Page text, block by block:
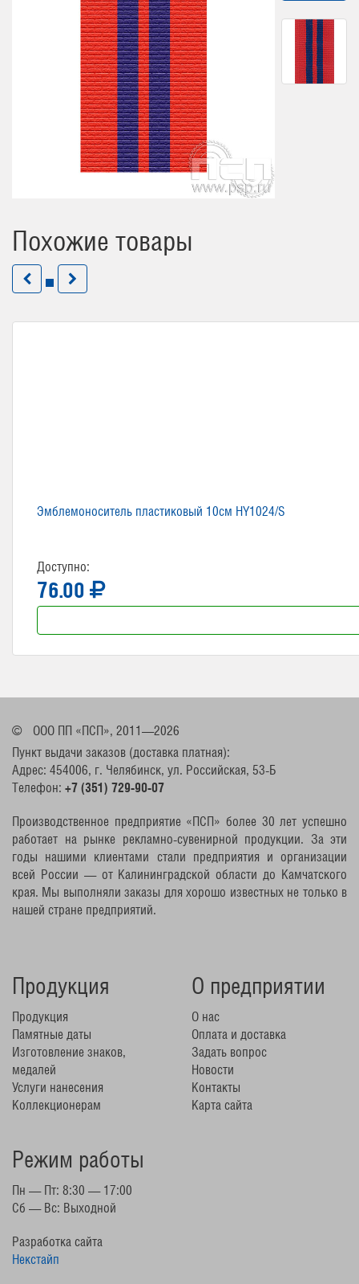
Похожие товары
Эмблемоноситель пластиковый 10см HY1024/S
Доступно:
76.00
©
ООО ПП «ПСП», 2011—2026
Пункт выдачи заказов (доставка платная):
Адрес: 454006, г. Челябинск, ул. Российская, 53-Б
Телефон: +7 (351) 729-90-07
Производственное предприятие «ПСП» более 30 лет успешно
работает на рынке рекламно-сувенирной продукции. За эти
годы нашими клиентами стали предприятия и организации
всей России — от Калининградской области до Камчатского
края. Мы выполняли заказы для хорошо известных не только в
нашей стране предприятий.
Продукция
Продукция
Памятные даты
Изготовление знаков,
медалей
Услуги нанесения
Коллекционерам
О предприятии
О нас
Оплата и доставка
Задать вопрос
Новости
Контакты
Карта сайта
Режим работы
Пн — Пт: 8:30 — 17:00
Сб — Вс: Выходной
Разработка сайта
Некстайп